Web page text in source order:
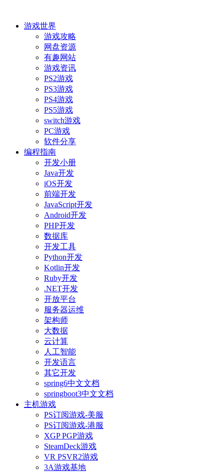
游戏世界
游戏攻略
网盘资源
有趣网站
游戏资讯
PS2游戏
PS3游戏
PS4游戏
PS5游戏
switch游戏
PC游戏
软件分享
编程指南
开发小册
Java开发
iOS开发
前端开发
JavaScript开发
Android开发
PHP开发
数据库
开发工具
Python开发
Kotlin开发
Ruby开发
.NET开发
开放平台
服务器运维
架构师
大数据
云计算
人工智能
开发语言
其它开发
spring6中文文档
springboot3中文文档
主机游戏
PS订阅游戏-美服
PS订阅游戏-港服
XGP PGP游戏
SteamDeck游戏
VR PSVR2游戏
3A游戏基地